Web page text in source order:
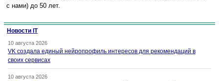
с нами) до 50 лет.
Новости IT
10 августа 2026
VK создала единый нейропрофиль интересов для рекомендаций в
своих сервисах
10 августа 2026